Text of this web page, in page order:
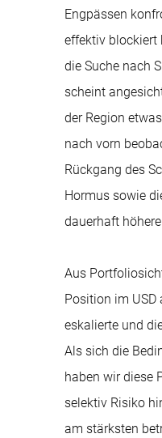
Engpässen
effektiv blockiert
die Suche nach
scheint
der Region
nach vorn
Rückgang des
Hormus sowie
dauerhaft
Aus
Position im
eskalierte und
Als sich die
haben wir diese
selektiv Risiko
am stärksten